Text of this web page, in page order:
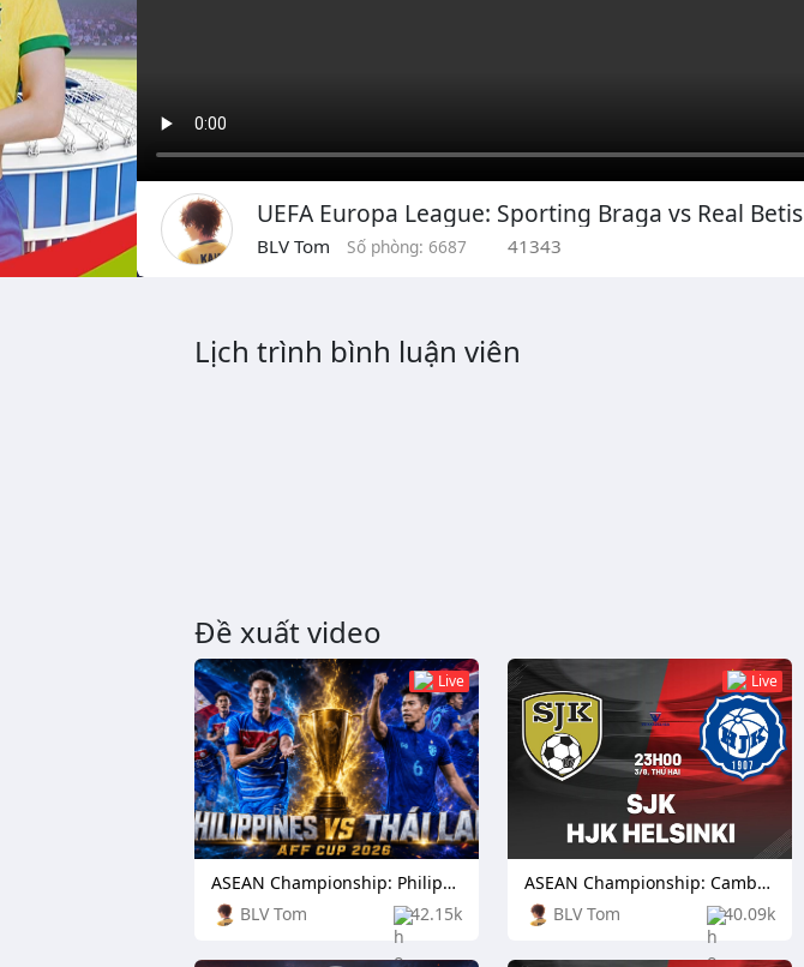
UEFA Europa League: Sporting Braga vs Real Betis
BLV Tom Số phòng: 6687 41343
Lịch trình bình luận viên
Đề xuất video
Live
BLV Tom 42.15k
ASEAN Championship: Philippines vs Thailand
Live
BLV Tom 40.09k
ASEAN Championship: Cambodia vs Laos